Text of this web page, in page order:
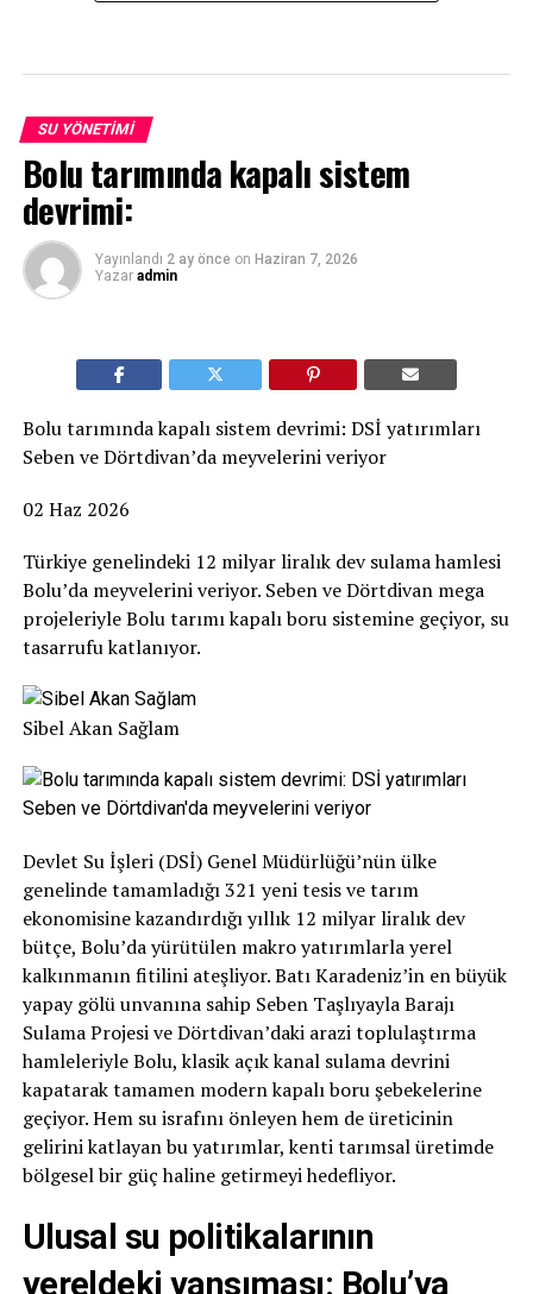
SU YÖNETIMI
Bolu tarımında kapalı sistem
devrimi:
Yayınlandı 2 ay önce on Haziran 7, 2026
Yazar admin
Bolu tarımında kapalı sistem devrimi: DSİ yatırımları
Seben ve Dörtdivan’da meyvelerini veriyor
02 Haz 2026
Türkiye genelindeki 12 milyar liralık dev sulama hamlesi
Bolu’da meyvelerini veriyor. Seben ve Dörtdivan mega
projeleriyle Bolu tarımı kapalı boru sistemine geçiyor, su
tasarrufu katlanıyor.
Sibel Akan Sağlam
Devlet Su İşleri (DSİ) Genel Müdürlüğü’nün ülke
genelinde tamamladığı 321 yeni tesis ve tarım
ekonomisine kazandırdığı yıllık 12 milyar liralık dev
bütçe, Bolu’da yürütülen makro yatırımlarla yerel
kalkınmanın fitilini ateşliyor. Batı Karadeniz’in en büyük
yapay gölü unvanına sahip Seben Taşlıyayla Barajı
Sulama Projesi ve Dörtdivan’daki arazi toplulaştırma
hamleleriyle Bolu, klasik açık kanal sulama devrini
kapatarak tamamen modern kapalı boru şebekelerine
geçiyor. Hem su israfını önleyen hem de üreticinin
gelirini katlayan bu yatırımlar, kenti tarımsal üretimde
bölgesel bir güç haline getirmeyi hedefliyor.
Ulusal su politikalarının
yereldeki yansıması: Bolu’ya